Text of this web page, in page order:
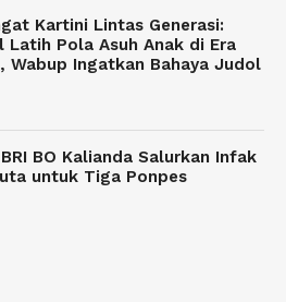
Kartini Lintas Generasi:
Latih Pola Asuh Anak di Era
Wabup Ingatkan Bahaya Judol
BO Kalianda Salurkan Infak
untuk Tiga Ponpes